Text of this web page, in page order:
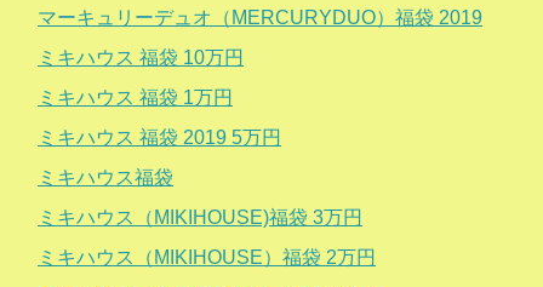
マーキュリーデュオ（MERCURYDUO）福袋 2019
ミキハウス 福袋 10万円
ミキハウス 福袋 1万円
ミキハウス 福袋 2019 5万円
ミキハウス福袋
ミキハウス（MIKIHOUSE)福袋 3万円
ミキハウス（MIKIHOUSE）福袋 2万円